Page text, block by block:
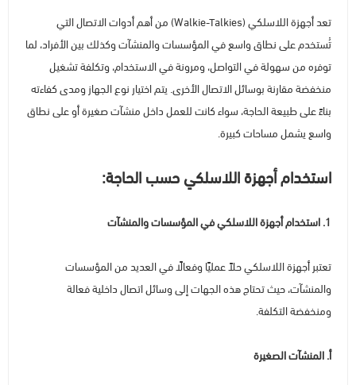
منتجات شركة فاس FAS
الأجهزة مضادة الانفجار (ATEX)
تعد أجهزة اللاسلكي (Walkie-Talkies) من أهم أدوات الاتصال التي
تُستخدم على نطاق واسع في المؤسسات والمنشآت وكذلك بين الأفراد، لما
توفره من سهولة في التواصل، ومرونة في الاستخدام، وتكلفة تشغيل
منخفضة مقارنة بوسائل الاتصال الأخرى. يتم اختيار نوع الجهاز ومدى كفاءته
بناءً على طبيعة الحاجة، سواء كانت للعمل داخل منشآت صغيرة أو على نطاق
واسع يشمل مساحات كبيرة.
استخدام أجهزة اللاسلكي حسب الحاجة:
1. استخدام أجهزة اللاسلكي في المؤسسات والمنشآت
تعتبر أجهزة اللاسلكي حلاً عمليًا وفعالًا في العديد من المؤسسات
والمنشآت، حيث تحتاج هذه الجهات إلى وسائل اتصال داخلية فعالة
ومنخفضة التكلفة.
أ. المنشآت الصغيرة